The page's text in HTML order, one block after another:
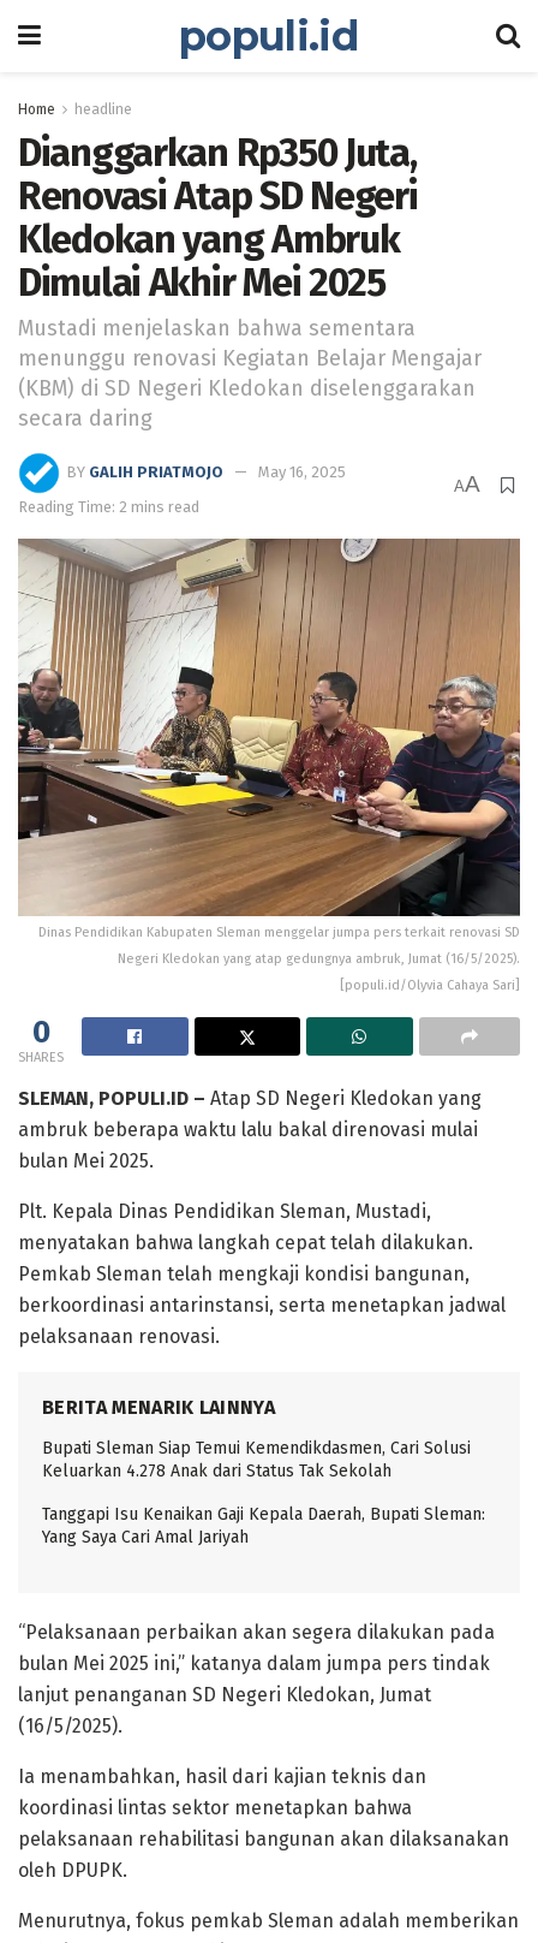
populi.id
Home headline
Dianggarkan Rp350 Juta,
Renovasi Atap SD Negeri
Kledokan yang Ambruk
Dimulai Akhir Mei 2025
Mustadi menjelaskan bahwa sementara
menunggu renovasi Kegiatan Belajar Mengajar
(KBM) di SD Negeri Kledokan diselenggarakan
secara daring
BY GALIH PRIATMOJO
May 16, 2025
Reading Time: 2 mins read
AA
Dinas Pendidikan Kabupaten Sleman menggelar jumpa pers terkait renovasi SD
Negeri Kledokan yang atap gedungnya ambruk, Jumat (16/5/2025).
[populi.id/Olyvia Cahaya Sari]
0
SHARES
SLEMAN, POPULI.ID – Atap SD Negeri Kledokan yang
ambruk beberapa waktu lalu bakal direnovasi mulai
bulan Mei 2025.
Plt. Kepala Dinas Pendidikan Sleman, Mustadi,
menyatakan bahwa langkah cepat telah dilakukan.
Pemkab Sleman telah mengkaji kondisi bangunan,
berkoordinasi antarinstansi, serta menetapkan jadwal
pelaksanaan renovasi.
BERITA MENARIK LAINNYA
Bupati Sleman Siap Temui Kemendikdasmen, Cari Solusi
Keluarkan 4.278 Anak dari Status Tak Sekolah
Tanggapi Isu Kenaikan Gaji Kepala Daerah, Bupati Sleman:
Yang Saya Cari Amal Jariyah
“Pelaksanaan perbaikan akan segera dilakukan pada
bulan Mei 2025 ini,” katanya dalam jumpa pers tindak
lanjut penanganan SD Negeri Kledokan, Jumat
(16/5/2025).
Ia menambahkan, hasil dari kajian teknis dan
koordinasi lintas sektor menetapkan bahwa
pelaksanaan rehabilitasi bangunan akan dilaksanakan
oleh DPUPK.
Menurutnya, fokus pemkab Sleman adalah memberikan